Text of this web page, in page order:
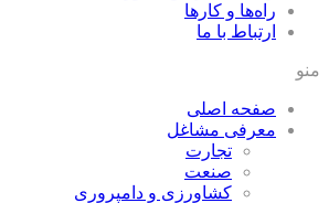
راه‌ها و كارها
ارتباط با ما
منو
صفحه اصلی
معرفی مشاغل
تجارت
صنعت
كشاورزی و دامپروری